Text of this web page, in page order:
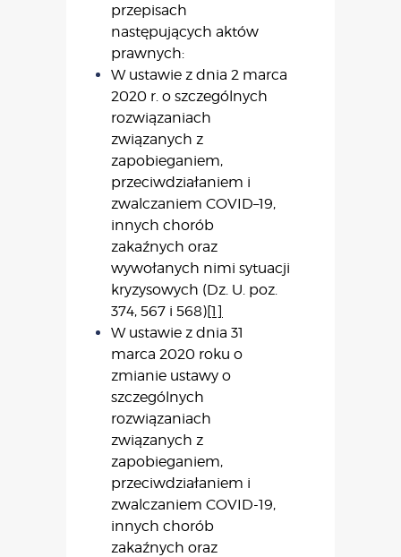
przepisach
następujących aktów
prawnych:
W ustawie z dnia 2 marca
2020 r. o szczególnych
rozwiązaniach
związanych z
zapobieganiem,
przeciwdziałaniem i
zwalczaniem COVID–19,
innych chorób
zakaźnych oraz
wywołanych nimi sytuacji
kryzysowych (Dz. U. poz.
374, 567 i 568)[1]
W ustawie z dnia 31
marca 2020 roku o
zmianie ustawy o
szczególnych
rozwiązaniach
związanych z
zapobieganiem,
przeciwdziałaniem i
zwalczaniem COVID-19,
innych chorób
zakaźnych oraz